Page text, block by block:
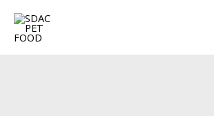
treści